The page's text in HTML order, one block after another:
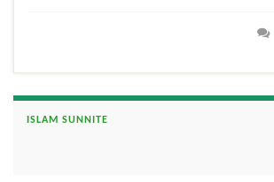
ISLAM SUNNITE